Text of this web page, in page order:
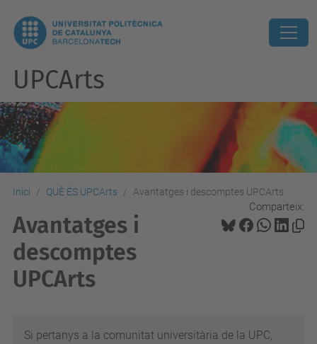
UPCArts
Inici QUÈ ÉS UPCArts Avantatges i descomptes UPCArts
Comparteix:
Avantatges i
descomptes
UPCArts
Si pertanys a la comunitat universitària de la UPC,